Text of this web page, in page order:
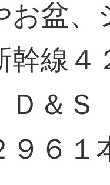
盆、
幹線
Ｄ＆
９６１